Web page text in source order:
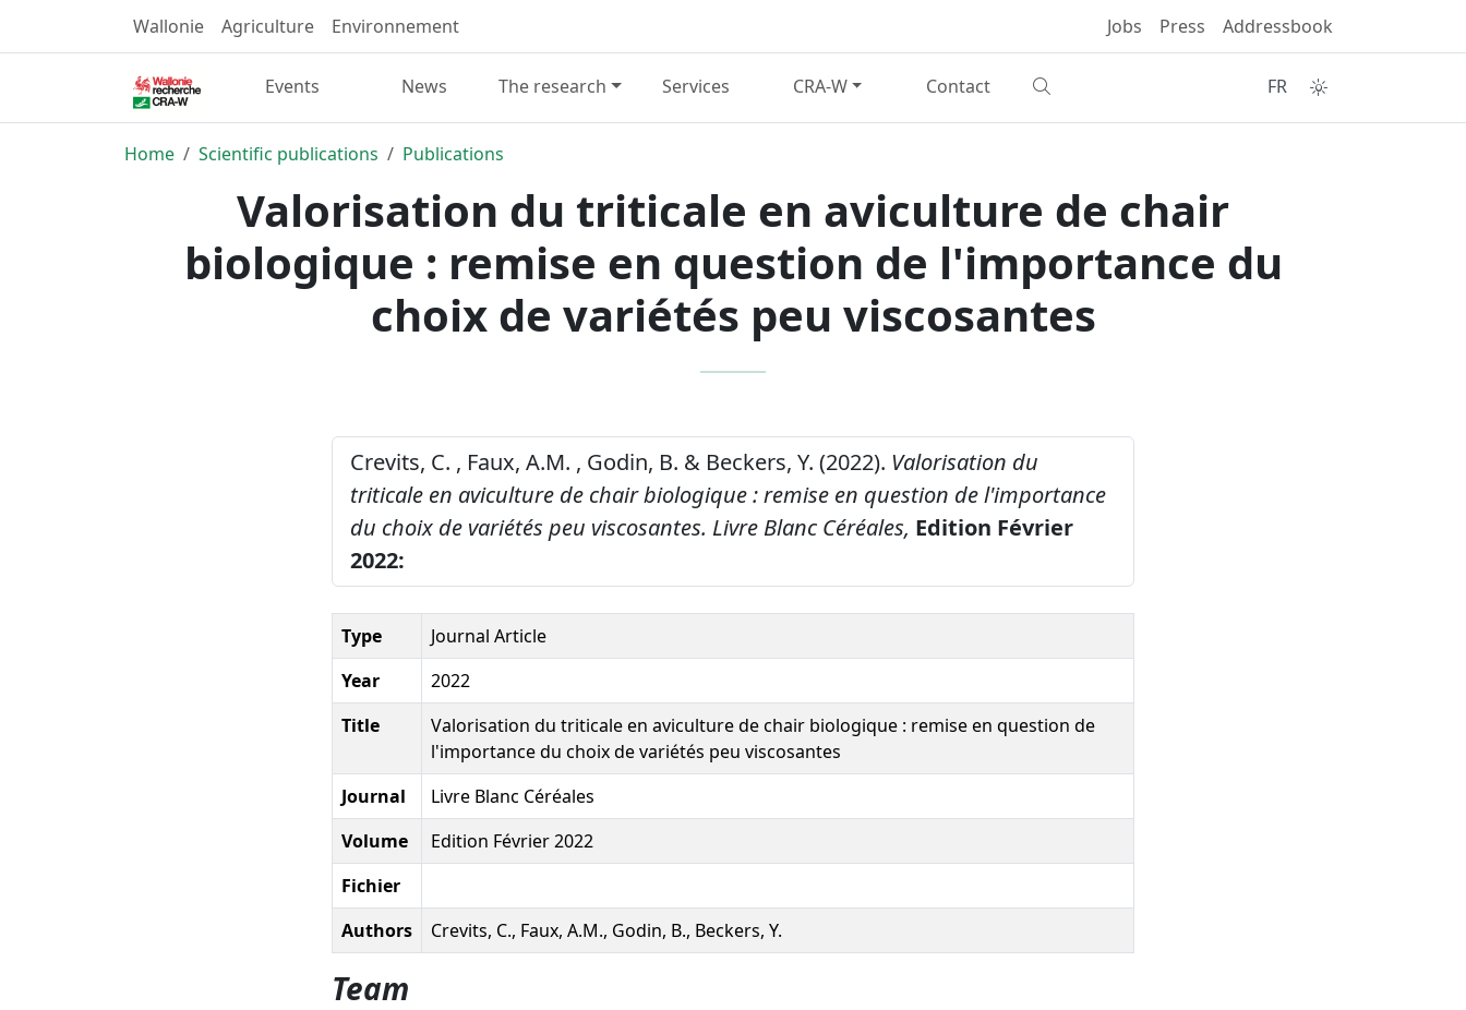
Wallonie Agriculture Environnement Jobs Press Addressbook
Events News The research Services CRA-W Contact FR
Home Scientific publications Publications
Valorisation du triticale en aviculture de chair
biologique : remise en question de l'importance du
choix de variétés peu viscosantes
Crevits, C. , Faux, A.M. , Godin, B. & Beckers, Y. (2022). Valorisation du
triticale en aviculture de chair biologique : remise en question de l'importance
du choix de variétés peu viscosantes. Livre Blanc Céréales, Edition Février
2022:
Type
Journal Article
Year
2022
Title
Valorisation du triticale en aviculture de chair biologique : remise en question de
l'importance du choix de variétés peu viscosantes
Journal
Livre Blanc Céréales
Volume
Edition Février 2022
Fichier
Authors
Crevits, C., Faux, A.M., Godin, B., Beckers, Y.
Team